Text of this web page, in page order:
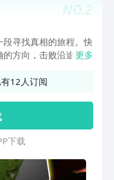
NO.2
寻找真相的旅程。快
方向，击败沿途的敌
渲染 - 各类或难或易
更多
12人订阅
下载